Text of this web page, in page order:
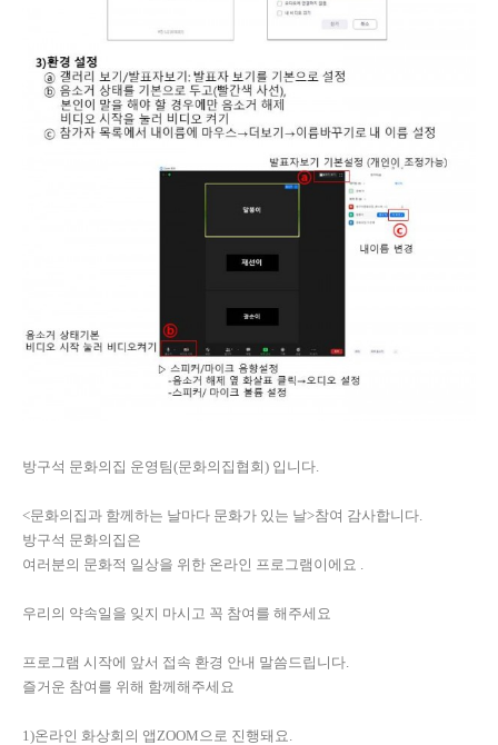
방구석 문화의집 운영팀(문화의집협회) 입니다.
<문화의집과 함께하는 날마다 문화가 있는 날>참여 감사합니다.
방구석 문화의집은
여러분의 문화적 일상을 위한 온라인 프로그램이에요 .
우리의 약속일을 잊지 마시고 꼭 참여를 해주세요
프로그램 시작에 앞서 접속 환경 안내 말씀드립니다.
즐거운 참여를 위해 함께해주세요
1)온라인 화상회의 앱ZOOM으로 진행돼요.